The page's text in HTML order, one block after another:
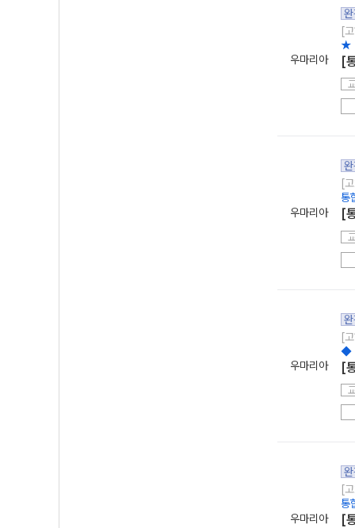
우마리아
[
★
[
우마리아
[
통
[
우마리아
[
◆
[
우마리아
[
통
[